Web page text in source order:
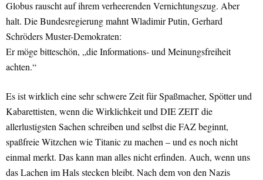
Globus rauscht auf ihrem verheerenden Vernichtungszug. Aber
halt. Die Bundesregierung mahnt Wladimir Putin, Gerhard
Schröders Muster-Demokraten:
Er möge bitteschön, „die Informations- und Meinungsfreiheit
achten.“
Es ist wirklich eine sehr schwere Zeit für Spaßmacher, Spötter und
Kabarettisten, wenn die Wirklichkeit und DIE ZEIT die
allerlustigsten Sachen schreiben und selbst die FAZ beginnt,
spaßfreie Witzchen wie Titanic zu machen – und es noch nicht
einmal merkt. Das kann man alles nicht erfinden. Auch, wenn uns
das Lachen im Hals stecken bleibt. Nach dem von den Nazis